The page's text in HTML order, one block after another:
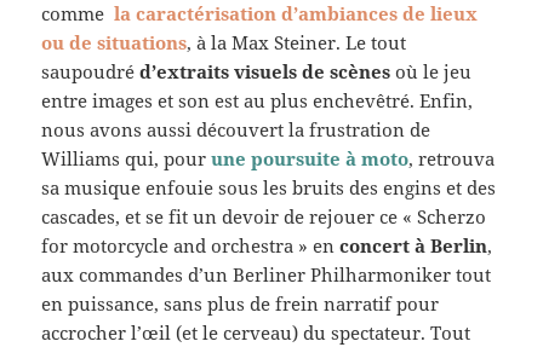
commela caractérisation d’ambiances de lieux
ou de situations, à la Max Steiner. Le tout
saupoudréd’extraits visuels de scènes où le jeu
entre images et son est au plus enchevêtré. Enfin,
nous avons aussi découvert la frustration de
Williams qui, pourune poursuite à moto, retrouva
sa musique enfouie sous les bruits des engins et des
cascades, et se fit un devoir de rejouer ce « Scherzo
for motorcycle and orchestra » enconcert à Berlin,
aux commandes d’un Berliner Philharmoniker tout
en puissance, sans plus de frein narratif pour
accrocher l’œil (et le cerveau) du spectateur. Tout